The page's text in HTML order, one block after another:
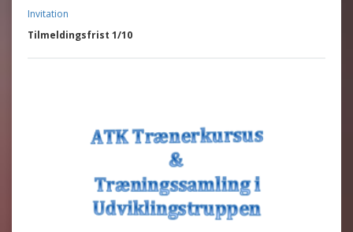
Invitation
Tilmeldingsfrist 1/10